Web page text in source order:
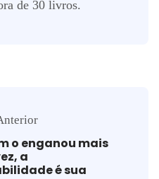
de 30 livros.
o enganou mais
a
é sua